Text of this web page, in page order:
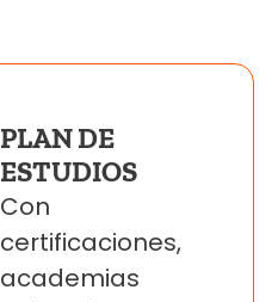
PLAN DE
ESTUDIOS
Con
certificaciones,
academias